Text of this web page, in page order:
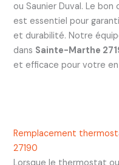
ou Saunier Duval. Le
est essentiel pour
et durabilité. Notre
dans Sainte-Marthe
et efficace pour votre
Remplacement
27190